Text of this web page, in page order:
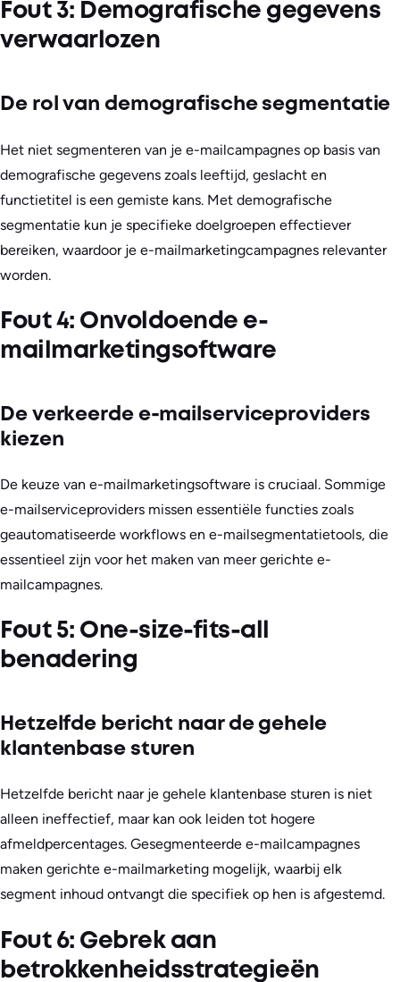
Fout 3: Demografische gegevens
verwaarlozen
De rol van demografische segmentatie
Het niet segmenteren van je e-mailcampagnes op basis van
demografische gegevens zoals leeftijd, geslacht en
functietitel is een gemiste kans. Met demografische
segmentatie kun je specifieke doelgroepen effectiever
bereiken, waardoor je e-mailmarketingcampagnes relevanter
worden.
Fout 4: Onvoldoende e-
mailmarketingsoftware
De verkeerde e-mailserviceproviders
kiezen
De keuze van e-mailmarketingsoftware is cruciaal. Sommige
e-mailserviceproviders missen essentiële functies zoals
geautomatiseerde workflows en e-mailsegmentatietools, die
essentieel zijn voor het maken van meer gerichte e-
mailcampagnes.
Fout 5: One-size-fits-all
benadering
Hetzelfde bericht naar de gehele
klantenbase sturen
Hetzelfde bericht naar je gehele klantenbase sturen is niet
alleen ineffectief, maar kan ook leiden tot hogere
afmeldpercentages. Gesegmenteerde e-mailcampagnes
maken gerichte e-mailmarketing mogelijk, waarbij elk
segment inhoud ontvangt die specifiek op hen is afgestemd.
Fout 6: Gebrek aan
betrokkenheidsstrategieën